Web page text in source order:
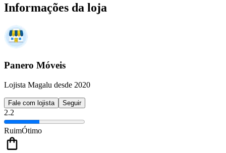
Informações da loja
Panero Móveis
Lojista Magalu desde 2020
Fale com lojista Seguir
2.2
RuimÓtimo